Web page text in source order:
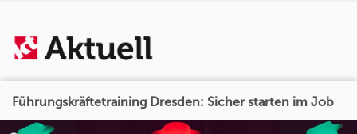
Führungskräftetraining Dresden: Sicher starten im Job